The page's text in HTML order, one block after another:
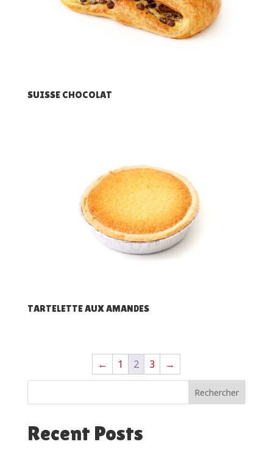
SUISSE CHOCOLAT
TARTELETTE AUX AMANDES
← 1 2 3 →
Rechercher
Recent Posts